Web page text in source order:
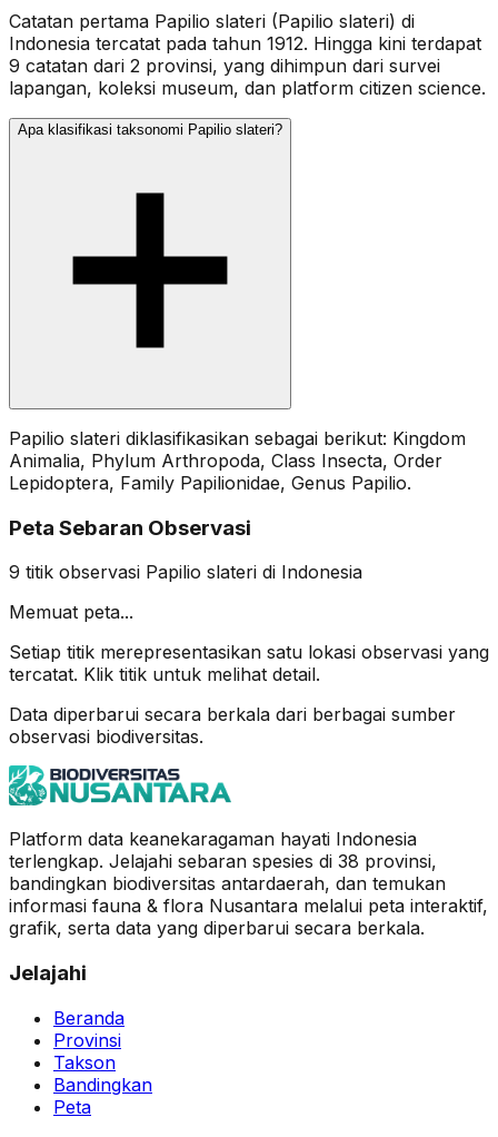
Catatan pertama Papilio slateri (Papilio slateri) di
Indonesia tercatat pada tahun 1912. Hingga kini terdapat
9 catatan dari 2 provinsi, yang dihimpun dari survei
lapangan, koleksi museum, dan platform citizen science.
Apa klasifikasi taksonomi Papilio slateri?
Papilio slateri diklasifikasikan sebagai berikut: Kingdom
Animalia, Phylum Arthropoda, Class Insecta, Order
Lepidoptera, Family Papilionidae, Genus Papilio.
Peta Sebaran Observasi
9 titik observasi Papilio slateri di Indonesia
Memuat peta...
Setiap titik merepresentasikan satu lokasi observasi yang
tercatat. Klik titik untuk melihat detail.
Data diperbarui secara berkala dari berbagai sumber
observasi biodiversitas.
Platform data keanekaragaman hayati Indonesia
terlengkap. Jelajahi sebaran spesies di 38 provinsi,
bandingkan biodiversitas antardaerah, dan temukan
informasi fauna & flora Nusantara melalui peta interaktif,
grafik, serta data yang diperbarui secara berkala.
Jelajahi
Beranda
Provinsi
Takson
Bandingkan
Peta